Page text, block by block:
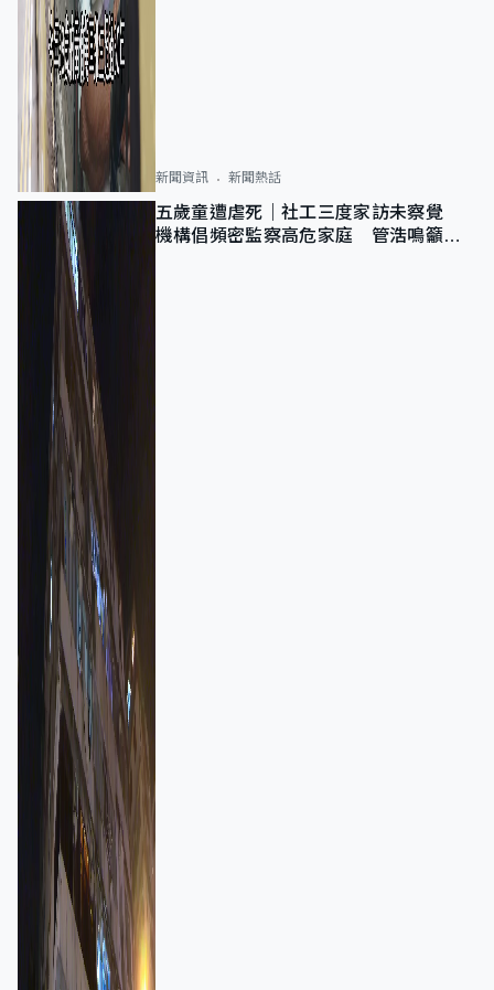
新聞資訊 新聞熱話
五歲童遭虐死｜社工三度家訪未察覺
機構倡頻密監察高危家庭 管浩鳴籲加